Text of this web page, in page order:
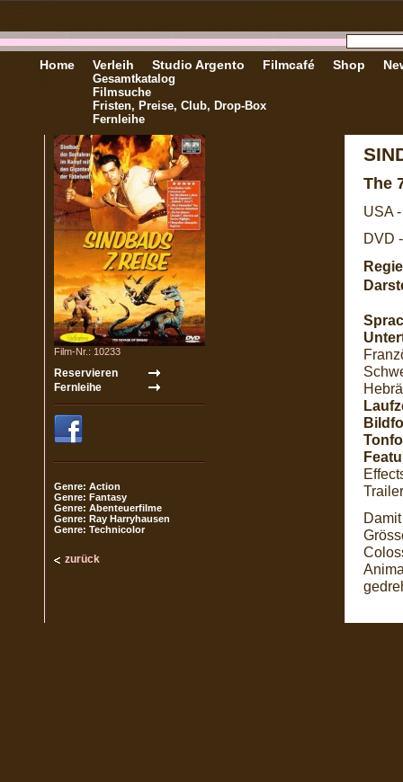
Home Verleih
Gesamtkatalog
Filmsuche
Fristen, Preise, Club, Drop-Box
Fernleihe
Studio Argento Filmcafé Shop
Film-Nr.: 10233
Genre: Action
Genre: Fantasy
Genre: Abenteuerfilme
Genre: Ray Harryhausen
Genre: Technicolor
zurück
The
USA
DVD
Trailer